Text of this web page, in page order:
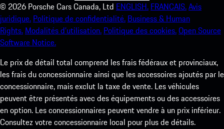
© 2026 Porsche Cars Canada, Ltd ENGLISH. FRANCAIS.Avis
juridique. Politique de confidentialité. Business & Human
Rights. Modalités d’utilisation. Politique des cookies.Open Source
Software Notice.
Le prix de détail total comprend les frais fédéraux et provinciaux,
les frais du concessionnaire ainsi que les accessoires ajoutés par le
concessionnaire, mais exclut la taxe de vente. Les véhicules
peuvent être présentés avec des équipements ou des accessoires
en option. Les concessionnaires peuvent vendre à un prix inférieur.
Consultez votre concessionnaire local pour plus de détails.